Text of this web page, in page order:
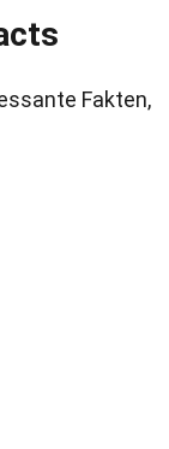
Fakten,